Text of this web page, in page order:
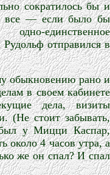
сократилось бы и
все — если было бы
единственное
Рудольф отправился в
обыкновению рано и
в своем кабинете
дела, визиты
(Не стоит забывать,
у Мицци Каспар,
около 4 часов утра, а
же он спал? И спал